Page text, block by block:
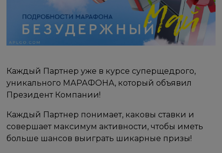
Каждый Партнер уже в курсе суперщедрого,
уникального МАРАФОНА, который объявил
Президент Компании!
Каждый Партнер понимает, каковы ставки и
совершает максимум активности, чтобы иметь
больше шансов выиграть шикарные призы!